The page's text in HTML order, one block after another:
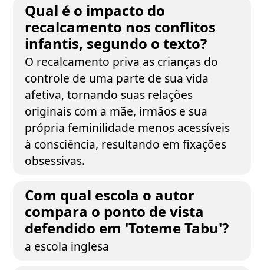
Qual é o impacto do
recalcamento nos conflitos
infantis, segundo o texto?
O recalcamento priva as crianças do
controle de uma parte de sua vida
afetiva, tornando suas relações
originais com a mãe, irmãos e sua
própria feminilidade menos acessíveis
à consciência, resultando em fixações
obsessivas.
Com qual escola o autor
compara o ponto de vista
defendido em 'Toteme Tabu'?
a escola inglesa